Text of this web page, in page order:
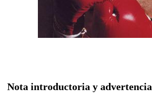
Nota introductoria y advertencia